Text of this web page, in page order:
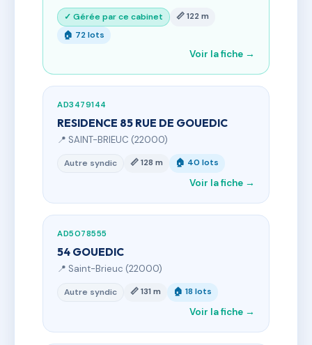
✓ Gérée par ce cabinet
📏 122 m
🏠 72 lots
Voir la fiche →
AD3479144
RESIDENCE 85 RUE DE GOUEDIC
📍 SAINT-BRIEUC (22000)
Autre syndic 📏 128 m 🏠 40 lots
Voir la fiche →
AD5078555
54 GOUEDIC
📍 Saint-Brieuc (22000)
Autre syndic 📏 131 m 🏠 18 lots
Voir la fiche →